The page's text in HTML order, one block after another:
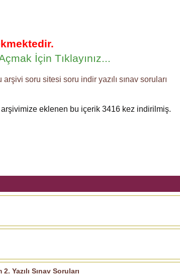
İçin Tıklayınız...
arşivi soru sitesi soru indir yazılı sınav soruları
arşivimize eklenen bu içerik 3416 kez indirilmiş.
Yazılı Sınav Soruları